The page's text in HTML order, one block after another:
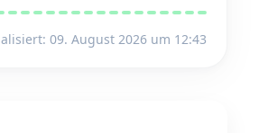
09. August 2026 um 12:43